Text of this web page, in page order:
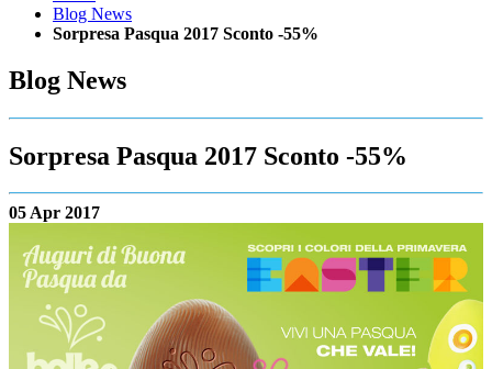
Blog News
Sorpresa Pasqua 2017 Sconto -55%
Blog News
Sorpresa Pasqua 2017 Sconto -55%
05 Apr 2017